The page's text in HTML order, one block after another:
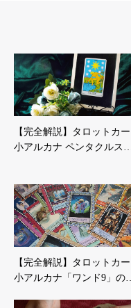
【完全解説】タロットカ
小アルカナ ペンタクルス
【完全解説】タロットカ
小アルカナ「ワンド9」の